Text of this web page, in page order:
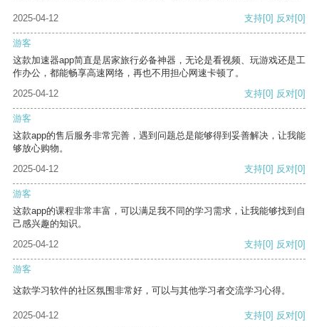
2025-04-12 支持[0] 反对[0]
游客
这款加速器app简直是居家旅行必备神器，无论是看视频、玩游戏还是工
作办公，都能畅享高速网络，再也不用担心网速卡顿了。
2025-04-12
支持[0] 反对[0]
游客
这款app的售后服务非常完善，遇到问题总是能够得到妥善解决，让我能
够放心购物。
2025-04-12
支持[0] 反对[0]
游客
这款app的课程非常丰富，可以满足我不同的学习需求，让我能够找到自
己感兴趣的知识。
2025-04-12
支持[0] 反对[0]
游客
这款学习软件的社区氛围非常好，可以与其他学习者交流学习心得。
2025-04-12 支持[0] 反对[0]